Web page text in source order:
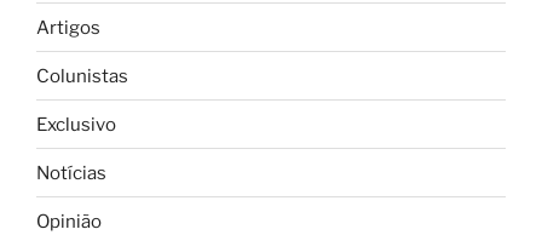
Artigos
Colunistas
Exclusivo
Notícias
Opinião